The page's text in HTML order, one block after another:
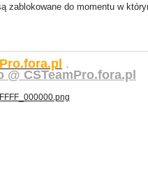
do momentu w
.
@ CSTeamPro.fora.pl